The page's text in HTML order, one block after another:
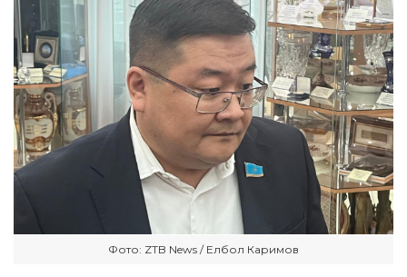
Фото: ZTB News / Елбол Каримов